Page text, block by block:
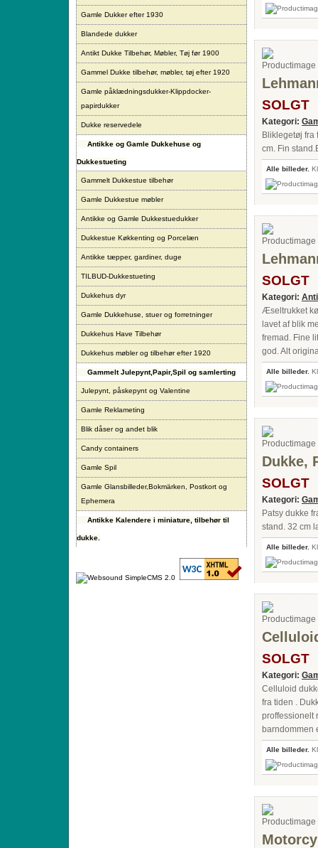
Gamle Dukker efter 1930
Blandede dukker
Antikt Dukke Tilbehør, Møbler, Tøj før 1900
Gammel Dukke tilbehør, møbler, tøj efter 1920
Gamle påklædningsdukker-Klippdocker-
papirdukker
Dukke reservedele
Antikke og Gamle Dukkehuse og
Dukkestueting
Gammelt Dukkestue tilbehør
Gamle Dukkestue møbler
Antikke og Gamle Dukkestuedukker
Dukkestue Køkkenting og Porcelæn
Antikke tæpper, gardiner, duge
TILBUD-Dukkestueting
Dukkehus dyr
Gamle Dukkehuse, stuer og forretninger
Dukkehus Have Tilbehør
Dukkehus møbler og tilbehør efter 1920
Gammelt Julepynt,Papir,Spil og samlerting
Julepynt, påskepynt og Valentine
Gamle Reklameting
Blik dåser og andet blik
Candy containers
Gamle Spil
Gamle Glansbilleder,Bokmärken, Postkort og
Ephemera
Antikke Kalendere i miniature, tilbehør til
dukke.
SOLGT
Kategori:
Bliklegetøj
cm. Fin
Alle billeder.
SOLGT
Kategori:
Æseltrukket
lavet af blik
fremad. Fine
god. Alt
Alle billeder.
Dukke,
SOLGT
Kategori:
Patsy dukke
stand. 32 cm
Alle billeder.
SOLGT
Kategori:
Celluloid
fra tiden .
proffessionelt
barndommen
Alle billeder.